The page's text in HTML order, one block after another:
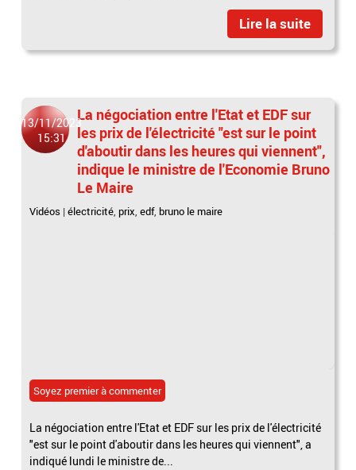
Lire la suite
13/11/2023
15:31
La négociation entre l'Etat et EDF sur
les prix de l'électricité "est sur le point
d'aboutir dans les heures qui viennent",
indique le ministre de l'Economie Bruno
Le Maire
Vidéos |électricité prix ,edf, bruno le maire
Soyez premier à commenter
La négociation entre l'Etat et EDF sur les prix de l'électricité
"est sur le point d'aboutir dans les heures qui viennent", a
indiqué lundi le ministre de...